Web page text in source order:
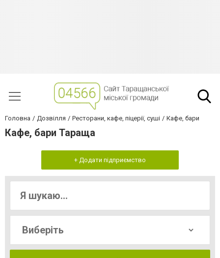
Головна Дозвілля Ресторани, кафе, піцерії, суші Кафе, бари
Кафе, бари Тараща
+ Додати підприємство